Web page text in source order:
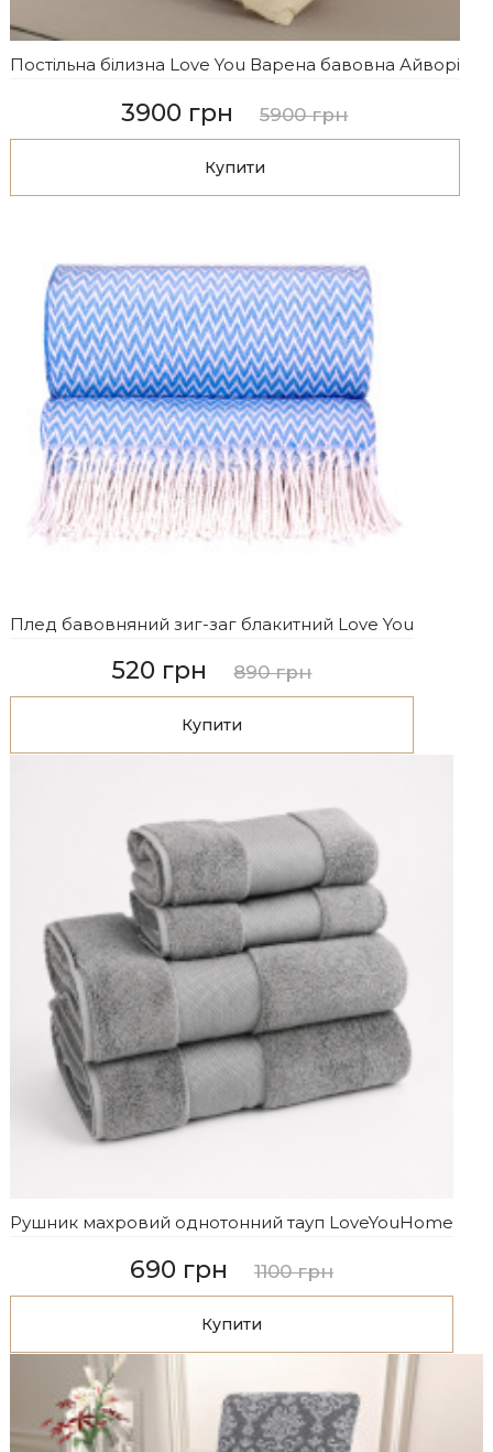
Постільна білизна Love You Варена бавовна Айворі
3900 грн 5900 грн
Купити
Плед бавовняний зиг-заг блакитний Love You
520 грн 890 грн
Купити
Рушник махровий однотонний тауп LoveYouHome
690 грн 1100 грн
Купити